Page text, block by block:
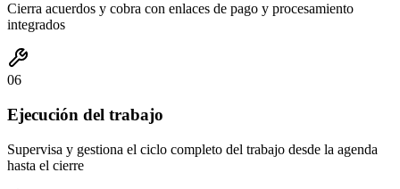
Cierra acuerdos y cobra con enlaces de pago y procesamiento
integrados
06
Ejecución del trabajo
Supervisa y gestiona el ciclo completo del trabajo desde la agenda
hasta el cierre